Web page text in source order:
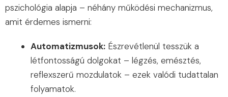
pszichológia alapja – néhány működési mechanizmus,
amit érdemes ismerni:
Automatizmusok: Észrevétlenül tesszük a
létfontosságú dolgokat – légzés, emésztés,
reflexszerű mozdulatok – ezek valódi tudattalan
folyamatok.